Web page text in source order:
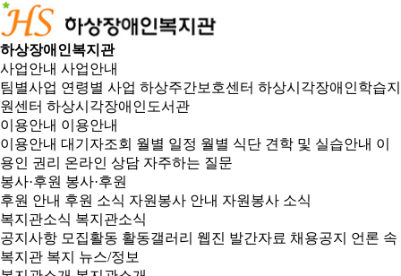
하상장애인복지관
사업안내 사업안내
팀별사업 연령별 사업 하상주간보호센터 하상시각장애인학습지
원센터 하상시각장애인도서관
이용안내 이용안내
이용안내 대기자조회 월별 일정 월별 식단 견학 및 실습안내 이
용인 권리 온라인 상담 자주하는 질문
봉사·후원 봉사·후원
후원 안내 후원 소식 자원봉사 안내 자원봉사 소식
복지관소식 복지관소식
공지사항 모집활동 활동갤러리 웹진 발간자료 채용공지
언론 속
복지관 복지 뉴스/정보